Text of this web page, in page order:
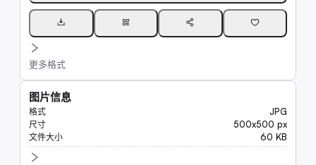
更多格式
图片信息
格式 JPG
尺寸 500x500 px
文件大小 60 KB